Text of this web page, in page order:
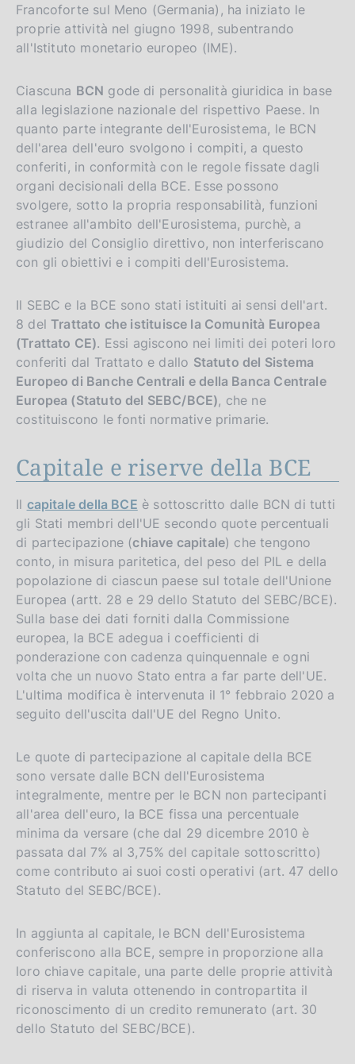
Francoforte sul Meno (Germania), ha iniziato le
proprie attività nel giugno 1998, subentrando
all'Istituto monetario europeo (IME).
Ciascuna BCN gode di personalità giuridica in base
alla legislazione nazionale del rispettivo Paese. In
quanto parte integrante dell'Eurosistema, le BCN
dell'area dell'euro svolgono i compiti, a questo
conferiti, in conformità con le regole fissate dagli
organi decisionali della BCE. Esse possono
svolgere, sotto la propria responsabilità, funzioni
estranee all'ambito dell'Eurosistema, purchè, a
giudizio del Consiglio direttivo, non interferiscano
con gli obiettivi e i compiti dell'Eurosistema.
Il SEBC e la BCE sono stati istituiti ai sensi dell'art.
8 delTrattato che istituisce la Comunità Europea
(Trattato CE). Essi agiscono nei limiti dei poteri loro
conferiti dal Trattato e dallo Statuto del Sistema
Europeo di Banche Centrali e della Banca Centrale
Europea (Statuto del SEBC/BCE), che ne
costituiscono le fonti normative primarie.
Capitale e riserve della BCE
Il capitale della BCE è sottoscritto dalle BCN di tutti
gli Stati membri dell'UE secondo quote percentuali
di partecipazione (chiave capitale) che tengono
conto, in misura paritetica, del peso del PIL e della
popolazione di ciascun paese sul totale dell'Unione
Europea (artt. 28 e 29 dello Statuto del SEBC/BCE).
Sulla base dei dati forniti dalla Commissione
europea, la BCE adegua i coefficienti di
ponderazione con cadenza quinquennale e ogni
volta che un nuovo Stato entra a far parte dell'UE.
L'ultima modifica è intervenuta il 1° febbraio 2020 a
seguito dell'uscita dall'UE del Regno Unito.
Le quote di partecipazione al capitale della BCE
sono versate dalle BCN dell'Eurosistema
integralmente, mentre per le BCN non partecipanti
all'area dell'euro, la BCE fissa una percentuale
minima da versare (che dal 29 dicembre 2010 è
passata dal 7% al 3,75% del capitale sottoscritto)
come contributo ai suoi costi operativi (art. 47 dello
Statuto del SEBC/BCE).
In aggiunta al capitale, le BCN dell'Eurosistema
conferiscono alla BCE, sempre in proporzione alla
loro chiave capitale, una parte delle proprie attività
di riserva in valuta ottenendo in contropartita il
riconoscimento di un credito remunerato (art. 30
dello Statuto del SEBC/BCE).